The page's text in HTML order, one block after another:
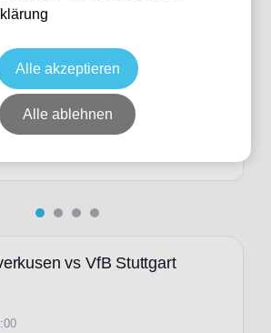
(Lindner Hotel)
10 verfügbar
Deutschland BayArena
+ Hotel
vs VfB Stuttgart
Alle akzeptieren
Alle ablehnen